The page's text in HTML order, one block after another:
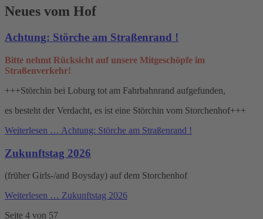
Neues vom Hof
Achtung: Störche am Straßenrand !
Bitte nehmt Rücksicht auf unsere Mitgeschöpfe im
Straßenverkehr!
+++Störchin bei Loburg tot am Fahrbahnrand aufgefunden,
es besteht der Verdacht, es ist eine Störchin vom Storchenhof+++
Weiterlesen … Achtung: Störche am Straßenrand !
Zukunftstag 2026
(früher Girls-/and Boysday) auf dem Storchenhof
Weiterlesen … Zukunftstag 2026
Seite 4 von 57